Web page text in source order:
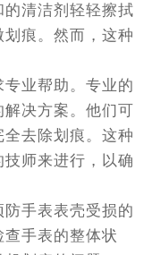
清洁剂轻轻擦拭
痕。然而，这种
业帮助。专业的
决方案。他们可
去除划痕。这种
师来进行，以确
手表表壳受损的
手表的整体状